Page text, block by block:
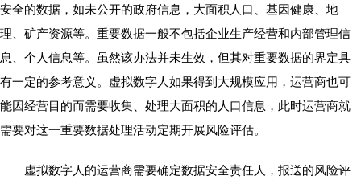
安全的数据，如未公开的政府信息，大面积人口、基因健康、地
理、矿产资源等。重要数据一般不包括企业生产经营和内部管理信
息、个人信息等。虽然该办法并未生效，但其对重要数据的界定具
有一定的参考意义。虚拟数字人如果得到大规模应用，运营商也可
能因经营目的而需要收集、处理大面积的人口信息，此时运营商就
需要对这一重要数据处理活动定期开展风险评估。
虚拟数字人的运营商需要确定数据安全责任人，报送的风险评